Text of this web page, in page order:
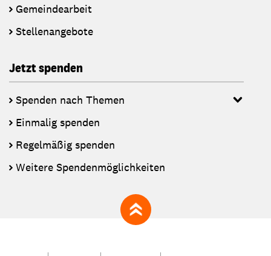
Gemeindearbeit
Stellenangebote
Jetzt spenden
Spenden nach Themen
Einmalig spenden
Regelmäßig spenden
Weitere Spendenmöglichkeiten
zum Seitenanfang